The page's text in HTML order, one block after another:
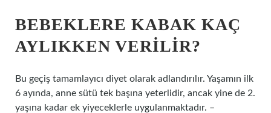
BEBEKLERE KABAK KAÇ
AYLIKKEN VERILIR?
Bu geçiş tamamlayıcı diyet olarak adlandırılır. Yaşamın ilk
6 ayında, anne sütü tek başına yeterlidir, ancak yine de 2.
yaşına kadar ek yiyeceklerle uygulanmaktadır. –